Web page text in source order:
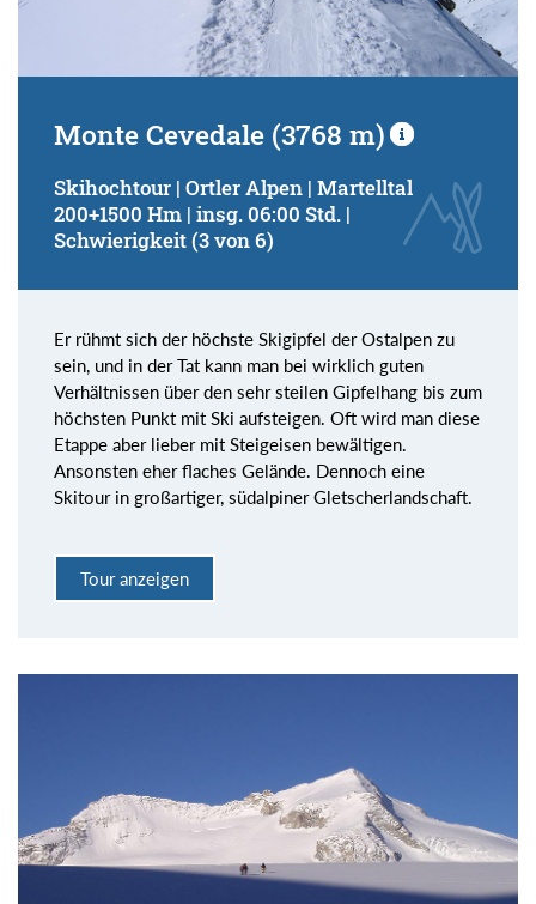
Monte Cevedale (3768 m)
Skihochtour | Ortler Alpen | Martelltal
200+1500 Hm | insg. 06:00 Std. |
Schwierigkeit (3 von 6)
Er rühmt sich der höchste Skigipfel der Ostalpen zu
sein, und in der Tat kann man bei wirklich guten
Verhältnissen über den sehr steilen Gipfelhang bis zum
höchsten Punkt mit Ski aufsteigen. Oft wird man diese
Etappe aber lieber mit Steigeisen bewältigen.
Ansonsten eher flaches Gelände. Dennoch eine
Skitour in großartiger, südalpiner Gletscherlandschaft.
Tour anzeigen